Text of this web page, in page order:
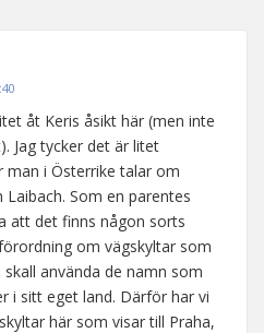
åt Keris åsikt här (men inte
Jag tycker det är litet
man i Österrike talar om
Laibach. Som en parentes
att det finns någon sorts
om vägskyltar som
använda de namn som
i sitt eget land. Därför har vi
här som visar till Praha,